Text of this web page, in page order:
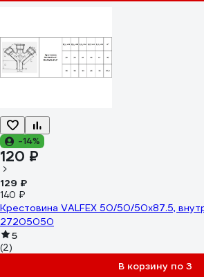
-14%
120 ₽
129 ₽
140 ₽
Крестовина VALFEX 50/50/50x87.5,
27205050
5
(2)
В корзину по 3